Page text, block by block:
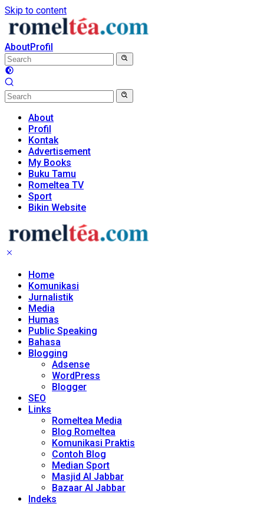
Skip to content
AboutProfil
About
Profil
Kontak
Advertisement
My Books
Buku Tamu
Romeltea TV
Sport
Bikin Website
Home
Komunikasi
Jurnalistik
Media
Humas
Public Speaking
Bahasa
Blogging
Adsense
WordPress
Blogger
SEO
Links
Romeltea Media
Blog Romeltea
Komunikasi Praktis
Contoh Blog
Median Sport
Masjid Al Jabbar
Bazaar Al Jabbar
Indeks